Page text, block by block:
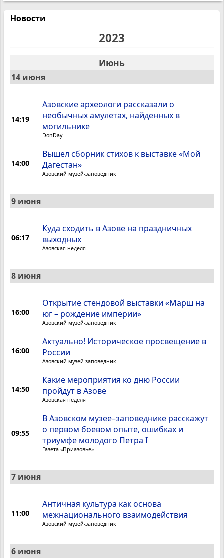
Новости
2023
Июнь
14 июня
14:19
Азовские археологи рассказали о
необычных амулетах, найденных в
могильнике
DonDay
14:00
Вышел сборник стихов к выставке «Мой
Дагестан»
Азовский музей-заповедник
9 июня
06:17
Куда сходить в Азове на праздничных
выходных
Азовская неделя
8 июня
16:00
Открытие стендовой выставки «Марш на
юг – рождение империи»
Азовский музей-заповедник
16:00
Актуально! Историческое просвещение в
России
Азовский музей-заповедник
14:50
Какие мероприятия ко дню России
пройдут в Азове
Азовская неделя
09:55
В Азовском музее–заповеднике расскажут
о первом боевом опыте, ошибках и
триумфе молодого Петра I
Газета «Приазовье»
7 июня
11:00
Античная культура как основа
межнационального взаимодействия
Азовский музей-заповедник
6 июня